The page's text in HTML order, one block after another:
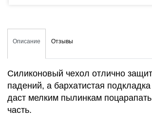
Описание Отзывы
Силиконовый чехол отлично
падений, а бархатистая
даст мелким пылинкам
часть.